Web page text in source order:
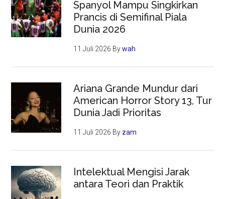
Spanyol Mampu Singkirkan
Prancis di Semifinal Piala
Dunia 2026
11 Juli 2026 Bywah
Ariana Grande Mundur dari
American Horror Story 13, Tur
Dunia Jadi Prioritas
11 Juli 2026 By zam
Intelektual Mengisi Jarak
antara Teori dan Praktik